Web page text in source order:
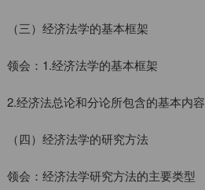
（三）经济法学的基本框架
领会：1.经济法学的基本框架
2.经济法总论和分论所包含的基本内容
（四）经济法学的研究方法
领会：经济法学研究方法的主要类型